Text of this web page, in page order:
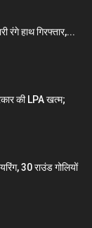
रंगे हाथ गिरफ्तार,...
की LPA खत्म;
30 राउंड गोलियों